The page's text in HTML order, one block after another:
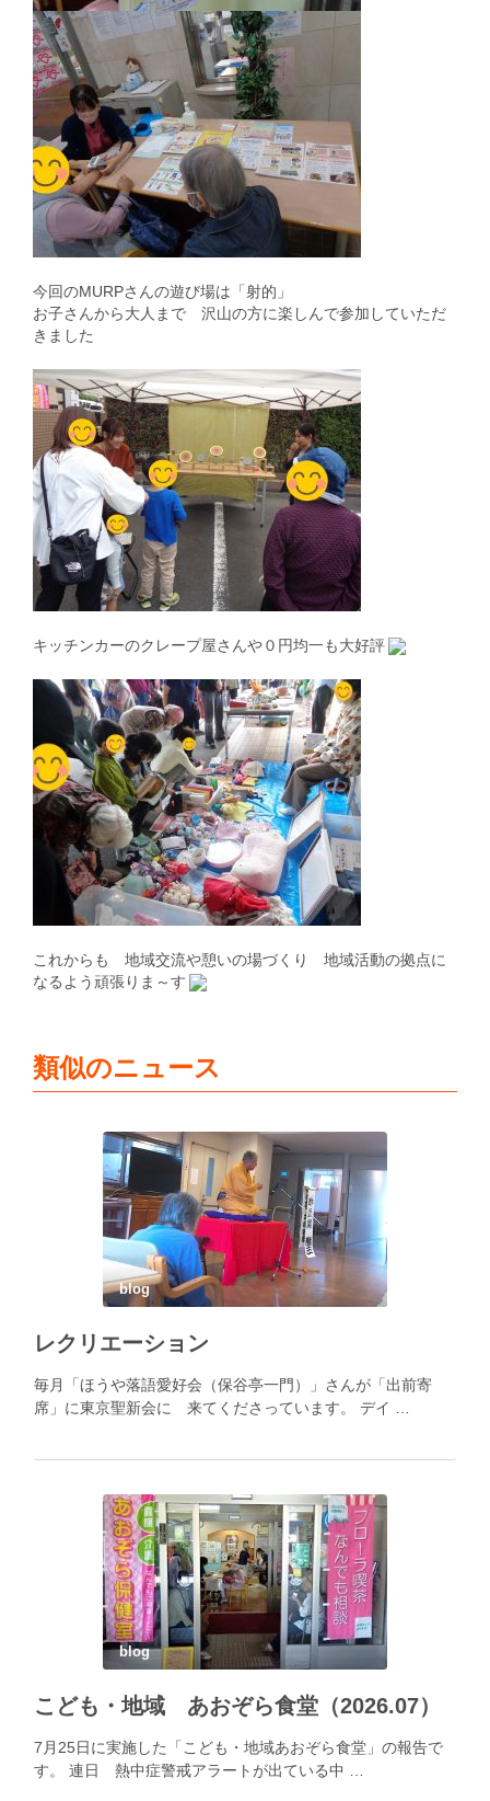
今回のMURPさんの遊び場は「射的」
お子さんから大人まで 沢山の方に楽しんで参加していただ
きました
キッチンカーのクレープ屋さんや０円均一も大好評
これからも 地域交流や憩いの場づくり 地域活動の拠点に
なるよう頑張りま～す
類似のニュース
blog
レクリエーション
毎月「ほうや落語愛好会（保谷亭一門）」さんが「出前寄
席」に東京聖新会に 来てくださっています。 デイ …
blog
こども・地域 あおぞら食堂（2026.07）
7月25日に実施した「こども・地域あおぞら食堂」の報告で
す。 連日 熱中症警戒アラートが出ている中 …